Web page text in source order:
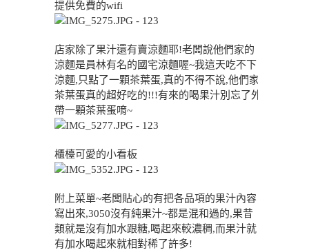
提供免費的wifi
店家除了果汁還有賣涼麵耶!老闆說他們家的
涼麵是員林有名的國宅涼麵喔~我這天吃不下
涼麵,只點了一顆茶葉蛋,真的不得不說,他們家
茶葉蛋真的超好吃的!!!有來的喝果汁別忘了外
帶一顆茶葉蛋唷~
櫃檯可愛的小看板
附上菜單~老闆貼心的有把各品項的果汁內容
寫出來,3050沒有純果汁~都是混和過的,果昔
類就是沒有加水跟糖,喝起來較濃稠,而果汁就
有加水喝起來就相對稀了許多!